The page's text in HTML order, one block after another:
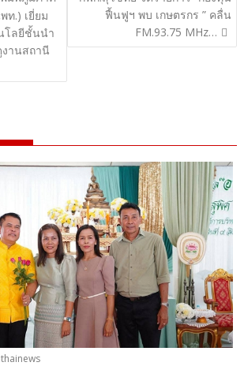
ท.) เยี่ยม
โลยีชั้นนำ
านสถานี
ฟื้นฟูฯ พบ เกษตรกร ” คลื่น
FM.93.75 MHz…